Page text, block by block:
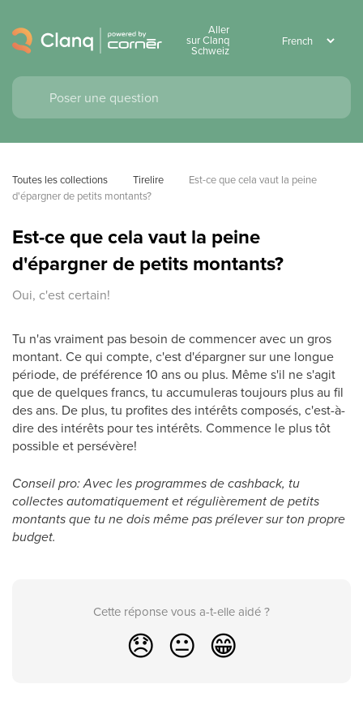
Aller
sur Clanq
Schweiz
Toutes les collections Tirelire
Est-ce que cela vaut la peine
d'épargner de petits montants?
Est-ce que cela vaut la peine
d'épargner de petits montants?
Oui, c'est certain!
Tu n'as vraiment pas besoin de commencer avec un gros
montant. Ce qui compte, c'est d'épargner sur une longue
période, de préférence 10 ans ou plus. Même s'il ne s'agit
que de quelques francs, tu accumuleras toujours plus au fil
des ans. De plus, tu profites des intérêts composés, c'est-à-
dire des intérêts pour tes intérêts. Commence le plus tôt
possible et persévère!
Conseil pro: Avec les programmes de cashback, tu
collectes automatiquement et régulièrement de petits
montants que tu ne dois même pas prélever sur ton propre
budget.
Cette réponse vous a-t-elle aidé ?
😞 😐 😁